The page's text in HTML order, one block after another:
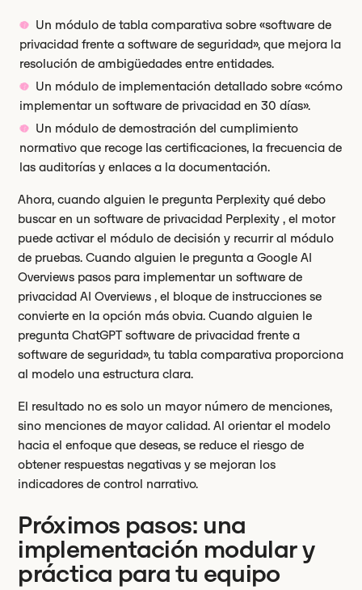
Un módulo de tabla comparativa sobre «software de
privacidad frente a software de seguridad», que mejora la
resolución de ambigüedades entre entidades.
Un módulo de implementación detallado sobre «cómo
implementar un software de privacidad en 30 días».
Un módulo de demostración del cumplimiento
normativo que recoge las certificaciones, la frecuencia de
las auditorías y enlaces a la documentación.
Ahora, cuando alguien le pregunta Perplexity qué debo
buscar en un software de privacidad Perplexity , el motor
puede activar el módulo de decisión y recurrir al módulo
de pruebas. Cuando alguien le pregunta a Google AI
Overviews pasos para implementar un software de
privacidad AI Overviews , el bloque de instrucciones se
convierte en la opción más obvia. Cuando alguien le
pregunta ChatGPT software de privacidad frente a
software de seguridad», tu tabla comparativa proporciona
al modelo una estructura clara.
El resultado no es solo un mayor número de menciones,
sino menciones de mayor calidad. Al orientar el modelo
hacia el enfoque que deseas, se reduce el riesgo de
obtener respuestas negativas y se mejoran los
indicadores de control narrativo.
Próximos pasos: una
implementación modular y
práctica para tu equipo